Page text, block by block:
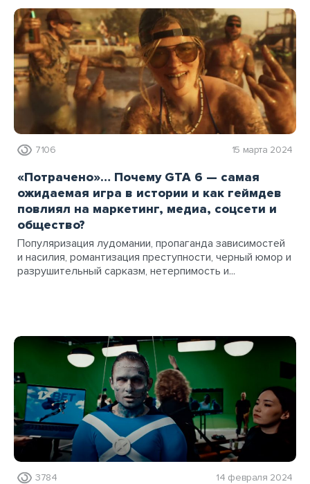
7106 15 марта 2024
«Потрачено»… Почему GTA 6 — самая
ожидаемая игра в истории и как геймдев
повлиял на маркетинг, медиа, соцсети и
общество?
Популяризация лудомании, пропаганда зависимостей
и насилия, романтизация преступности, черный юмор и
разрушительный сарказм, нетерпимость и...
3784 14 февраля 2024